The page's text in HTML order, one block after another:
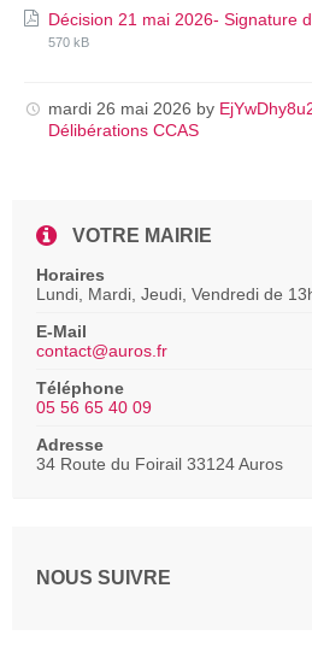
Décision 21 mai 2026- Signature
570 kB
mardi 26 mai 2026 by
Délibérations CCAS
VOTRE MAIRIE
Horaires
Lundi, Mardi, Jeudi, Vendredi de
E-Mail
contact@auros.fr
Téléphone
05 56 65 40 09
Adresse
34 Route du Foirail 33124 Auros
NOUS SUIVRE